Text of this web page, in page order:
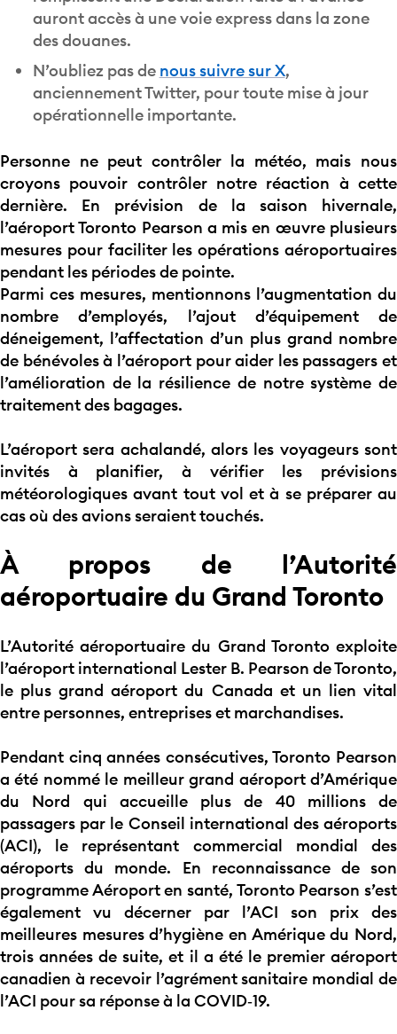
auront accès à une voie express dans la zone
des douanes.
N’oubliez pas de nous suivre sur X,
anciennement Twitter, pour toute mise à jour
opérationnelle importante.
Personne ne peut contrôler la météo, mais nous
croyons pouvoir contrôler notre réaction à cette
dernière. En prévision de la saison hivernale,
l’aéroport Toronto Pearson a mis en œuvre plusieurs
mesures pour faciliter les opérations aéroportuaires
pendant les périodes de pointe.
Parmi ces mesures, mentionnons l’augmentation du
nombre d’employés, l’ajout d’équipement de
déneigement, l’affectation d’un plus grand nombre
de bénévoles à l’aéroport pour aider les passagers et
l’amélioration de la résilience de notre système de
traitement des bagages.
L’aéroport sera achalandé, alors les voyageurs sont
invités à planifier, à vérifier les prévisions
météorologiques avant tout vol et à se préparer au
cas où des avions seraient touchés.
À propos de l’Autorité
aéroportuaire du Grand Toronto
L’Autorité aéroportuaire du Grand Toronto exploite
l’aéroport international Lester B. Pearson de Toronto,
le plus grand aéroport du Canada et un lien vital
entre personnes, entreprises et marchandises.
Pendant cinq années consécutives, Toronto Pearson
a été nommé le meilleur grand aéroport d’Amérique
du Nord qui accueille plus de 40 millions de
passagers par le Conseil international des aéroports
(ACI), le représentant commercial mondial des
aéroports du monde. En reconnaissance de son
programme Aéroport en santé, Toronto Pearson s’est
également vu décerner par l’ACI son prix des
meilleures mesures d’hygiène en Amérique du Nord,
trois années de suite, et il a été le premier aéroport
canadien à recevoir l’agrément sanitaire mondial de
l’ACI pour sa réponse à la COVID‑19.